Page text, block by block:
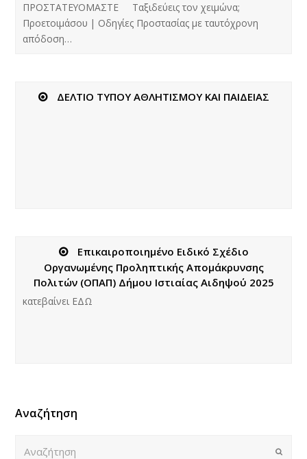
ΠΡΟΣΤΑΤΕΥΟΜΑΣΤΕ Ταξιδεύεις τον χειμώνα;
Προετοιμάσου | Οδηγίες Προστασίας με ταυτόχρονη
απόδοση…
ΔΕΛΤΙΟ ΤΥΠΟΥ ΑΘΛΗΤΙΣΜΟΥ ΚΑΙ ΠΑΙΔΕΙΑΣ
Επικαιροποιημένο Ειδικό Σχέδιο
Οργανωμένης Προληπτικής Απομάκρυνσης
Πολιτών (ΟΠΑΠ) Δήμου Ιστιαίας Αιδηψού 2025
κατεβαίνει ΕΔΩ
Αναζήτηση
Submit